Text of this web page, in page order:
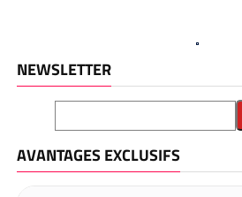
NEWSLETTER
AVANTAGES EXCLUSIFS